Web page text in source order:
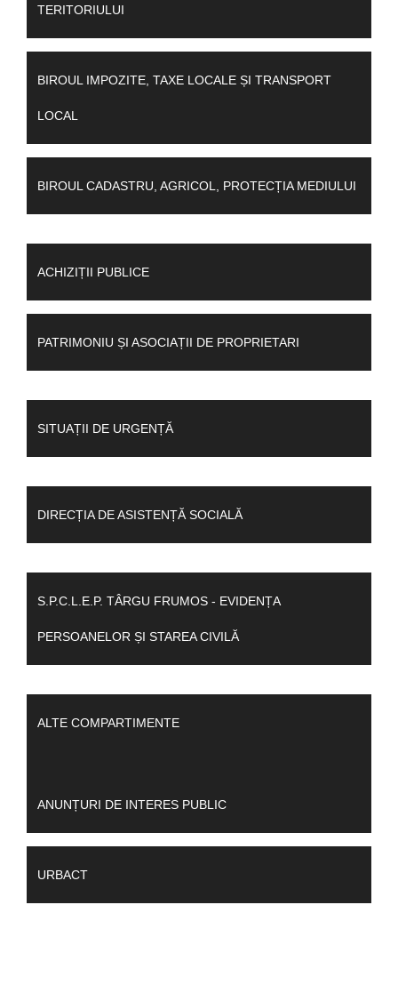
TERITORIULUI
BIROUL IMPOZITE, TAXE LOCALE ȘI TRANSPORT
LOCAL
BIROUL CADASTRU, AGRICOL, PROTECȚIA MEDIULUI
ACHIZIȚII PUBLICE
PATRIMONIU ȘI ASOCIAȚII DE PROPRIETARI
SITUAȚII DE URGENȚĂ
DIRECȚIA DE ASISTENȚĂ SOCIALĂ
S.P.C.L.E.P. TÂRGU FRUMOS - EVIDENȚA
PERSOANELOR ȘI STAREA CIVILĂ
ALTE COMPARTIMENTE
ANUNȚURI DE INTERES PUBLIC
URBACT